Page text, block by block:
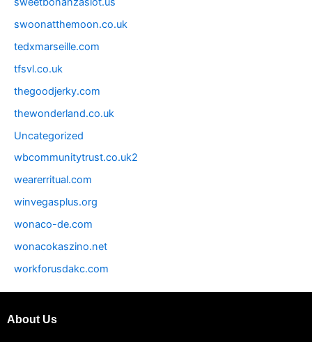
swoonatthemoon.co.uk
tedxmarseille.com
tfsvl.co.uk
thegoodjerky.com
thewonderland.co.uk
Uncategorized
wbcommunitytrust.co.uk2
wearerritual.com
winvegasplus.org
wonaco-de.com
wonacokaszino.net
workforusdakc.com
About Us